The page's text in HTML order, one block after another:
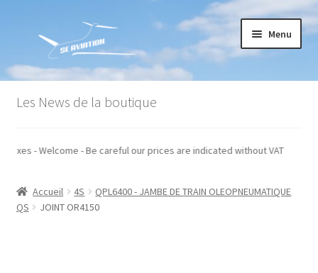
la
navigation
contenu
Menu
Accueil
Conditions générales de vente
Mon compte
Les News de la boutique
taxes - Welcome - Be careful our prices are indicated without VAT
Accueil 4S
QPL6400 - JAMBE DE TRAIN OLEOPNEUMATIQUE
QS
JOINT OR4150